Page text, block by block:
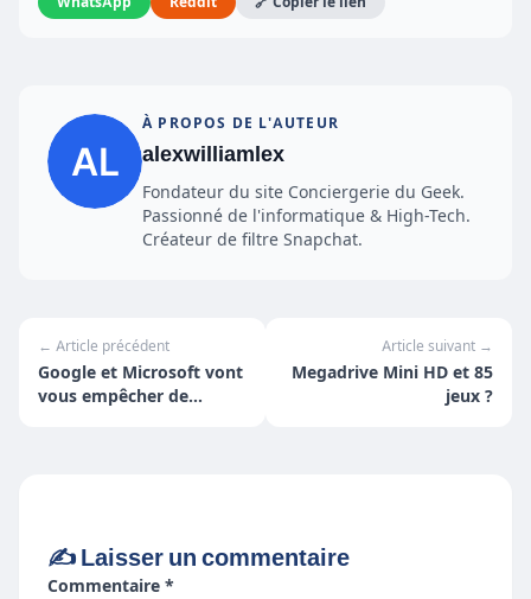
À PROPOS DE L'AUTEUR
alexwilliamlex
Fondateur du site Conciergerie du Geek.
Passionné de l'informatique & High-Tech.
Créateur de filtre Snapchat.
← Article précédent
Google et Microsoft vont
vous empêcher de
Article suivant →
Megadrive Mini HD et 85
jeux ?
✍️ Laisser un commentaire
Commentaire *